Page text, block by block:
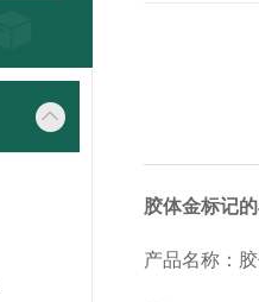
胶体金标记
产品名称：